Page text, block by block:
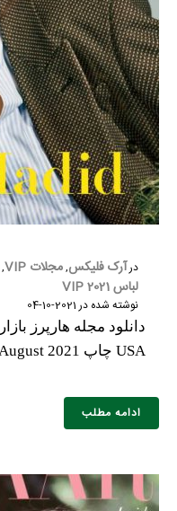
درآرک فلیکس,مجلات VIP ,
لباس 2021 VIP
نوشته شده در2021-10-04
USA چاپ August 2021
ادامه مطلب
شماره واتس‌اپ : *